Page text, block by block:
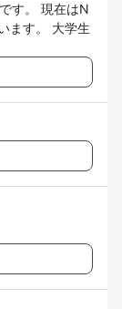
す。 現在はN
ます。 大学生